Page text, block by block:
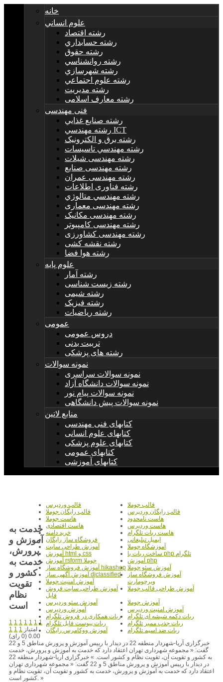
خانه
علوم انساني
رشته اقتصاد
رشته حسابداري
رشته حقوق
رشته روانشناسي
رشته شهرسازي
رشته علوم اجتماعي
رشته مديريت
رشته معارف اسلامی
فنی مهندسی
رشته صنايع غذايي
رشته مهندسي ICT
رشته برق و الکترونيک
رشته مهندسي تاسيسات
رشته مهندسی شیلات
رشته مهندسی صنایع
رشته مهندسی عمران
رشته فناوری اطلاعات
رشته مهندسي متالوژي
رشته مهندسی معماری
رشته مهندسی مکانیک
رشته مهندسی کامپیوتر
رشته مهندسی کشاورزی
رشته نقشه کشی
رشته هوا فضا
علوم پایه
رشته آمار
رشته زیست شناسی
رشته شیمی
رشته فیزیک
رشته ریاضیات
عمومی
دروس عمومی
تربیت بدنی
رشته های پزشکی
نمونه سوالات
نمونه سوالات سراسری
نمونه سوالات دانشگاه آزاد
نمونه سوالات پیام نور
نمونه سوالات پیش دانشگاهی
منابع لاتین
کتابهای فنی مهندسی
کتابهای علوم انسانی
کتابهای علوم پزشکی
کتابهای عمومی
کتابهای آموزشی
قالب جوملا
قالب وردپرس
قالب رایگان وردپرس
قالب رایگان جوملا
هاست نامحدود
هاست جوملا
هاست وردپرس
هاست اقتصادی
هاست ربات تلگرام
خرید دامنه
ایمیل تبلیغاتی
فروشگاه ساز رایگان
آموزشگاه جوملا
آموزش طراحی سایت
ساخت ربات با php تلگرام
آموزش html و css
آموزش php
آموزش rsform جوملا
آموزش سئو جوملا آموزش فروشگاه ساز hikashop
آموزش فروشگاه ساز
ویرچومارت
آموزش آگهی ساز djclassified
آموزش امنیت جوملا
آموزش طراحی قالب جوملا
آموزش طراحی سایت فروش
فایل
آموزش جوملا
آموزش سئو وردپرس
آموزش امنیت وردپرس
آموزش وردپرس
ربات دکمه شیشه ای تلگرام
ربات همکاری در فروش تلگرام
ربات جذب ممبر تلگرام
ربات پیوست فایل تلگرام
ربات ضد اسپم تلگرام
آموزش ووکامرس رایگان
خدمت به
آموزش و
پرورش،
خدمت به
کشور و
تقويت
نظام
است
1 1 1 1 1 1 1
1 1 1 امتیاز
0.00 (0 رای)
خبرگزاری آریا-شهردار منطقه 22 در دیدار با رییس آموزش و پرورش مناطق 5 و 22
گفت: « مجموعه شهرداری تهران اعتقاد دارد که خدمت به آموزش و پرورش، خدمت
به کشور و تقویت آن، تقویت نظام و کشور است. » خبرگزاری آریا-شهردار منطقه 22
در دیدار با رییس آموزش و پرورش مناطق 5 و 22 گفت: « مجموعه شهرداری تهران
اعتقاد دارد که خدمت به آموزش و پرورش، خدمت به کشور و تقویت آن، تقویت نظام و
کشور است. »